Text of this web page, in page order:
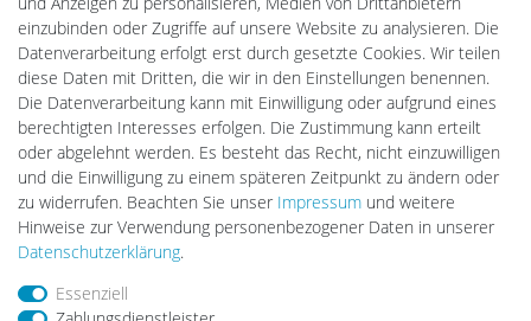
DEYESOLAR
Lightech Connect
CardanLight Europe
FORTIMO LEDs
LED-RETROSHOP
MeinUSB
Impressum Daten­schutz­erklärung AGB
Barrierefreiheitserklärung
einzubinden oder Zugriffe auf unsere Website zu analysieren. Die
Datenverarbeitung erfolgt erst durch gesetzte Cookies. Wir teilen
diese Daten mit Dritten, die wir in den Einstellungen benennen.
Die Datenverarbeitung kann mit Einwilligung oder aufgrund eines
berechtigten Interesses erfolgen. Die Zustimmung kann erteilt
oder abgelehnt werden. Es besteht das Recht, nicht einzuwilligen
und die Einwilligung zu einem späteren Zeitpunkt zu ändern oder
zu widerrufen. Beachten Sie unser Impressum und weitere
Hinweise zur Verwendung personenbezogener Daten in unserer
Daten­schutz­erklärung.
Essenziell